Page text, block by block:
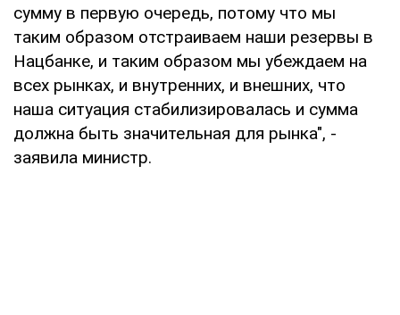
сумму в первую очередь, потому что мы
таким образом отстраиваем наши резервы в
Нацбанке, и таким образом мы убеждаем на
всех рынках, и внутренних, и внешних, что
наша ситуация стабилизировалась и сумма
должна быть значительная для рынка", -
заявила министр.